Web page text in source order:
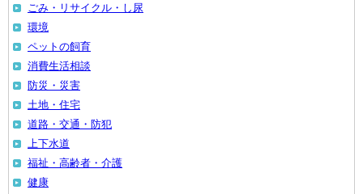
ごみ・リサイクル・し尿
環境
ペットの飼育
消費生活相談
防災・災害
土地・住宅
道路・交通・防犯
上下水道
福祉・高齢者・介護
健康